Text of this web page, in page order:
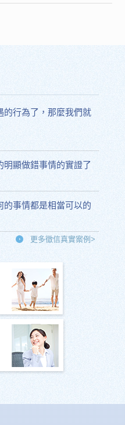
的行為了，那麼我們就
顯做錯事情的實證了
的事情都是相當可以的
更多徵信真實案例>